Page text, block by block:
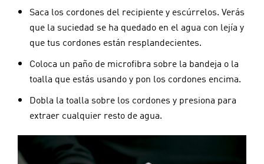
Saca los cordones del recipiente y escúrrelos. Verás
que la suciedad se ha quedado en el agua con lejía y
que tus cordones están resplandecientes.
Coloca un paño de microfibra sobre la bandeja o la
toalla que estás usando y pon los cordones encima.
Dobla la toalla sobre los cordones y presiona para
extraer cualquier resto de agua.